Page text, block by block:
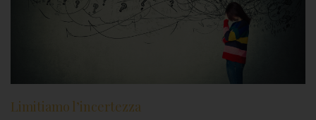
Limitiamo l’incertezza